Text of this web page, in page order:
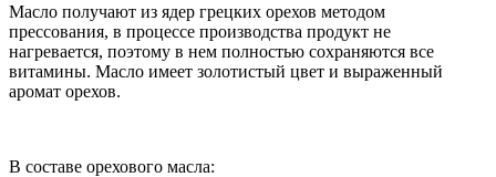
Масло получают из ядер грецких орехов методом
прессования, в процессе производства продукт не
нагревается, поэтому в нем полностью сохраняются все
витамины. Масло имеет золотистый цвет и выраженный
аромат орехов.
В составе орехового масла: